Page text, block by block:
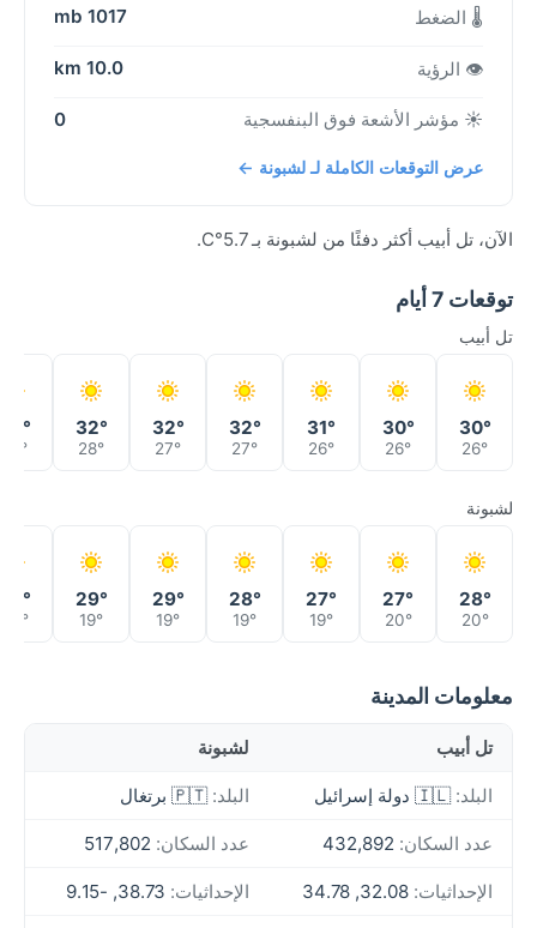
🌡️ الضغط 1017 mb
👁️ الرؤية 10.0 km
☀️ مؤشر الأشعة فوق البنفسجية 0
عرض التوقعات الكاملة لـ لشبونة ←
الآن، تل أبيب أكثر دفئًا من لشبونة بـ 5.7°C.
توقعات 7 أيام
تل أبيب
30°
26°
30°
26°
31°
26°
32°
27°
32°
27°
32°
28°
27°
لشبونة
28°
20°
27°
20°
27°
19°
28°
19°
29°
19°
29°
19°
20°
معلومات المدينة
تل أبيب لشبونة
البلد: 🇮🇱 دولة إسرائيل البلد: 🇵🇹 برتغال
عدد السكان: عدد السكان:
الإحداثيات: الإحداثيات: